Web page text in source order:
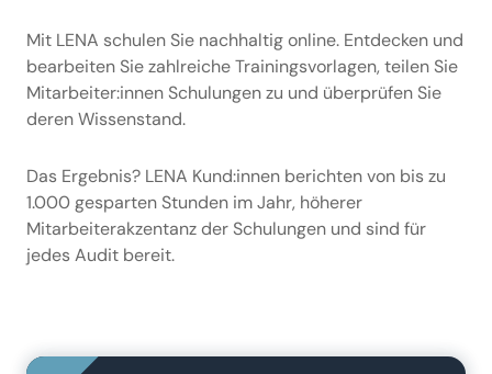
Mit LENA schulen Sie nachhaltig online. Entdecken und
bearbeiten Sie zahlreiche Trainingsvorlagen, teilen Sie
Mitarbeiter:innen Schulungen zu und überprüfen Sie
deren Wissenstand.
Das Ergebnis? LENA Kund:innen berichten von bis zu
1.000 gesparten Stunden im Jahr, höherer
Mitarbeiterakzentanz der Schulungen und sind für
jedes Audit bereit.